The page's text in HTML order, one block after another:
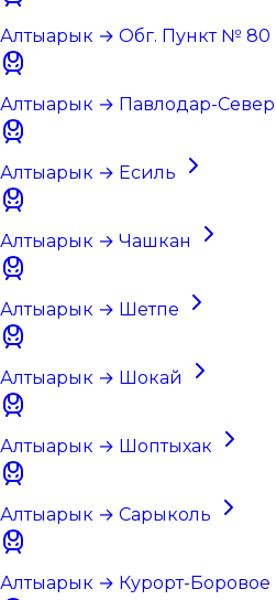
Алтыарык → Обг. Пункт № 80
Алтыарык → Павлодар-
Алтыарык → Есиль
Алтыарык → Чашкан
Алтыарык → Шетпе
Алтыарык → Шокай
Алтыарык → Шоптыхак
Алтыарык → Сарыколь
Алтыарык → Курорт-Боровое